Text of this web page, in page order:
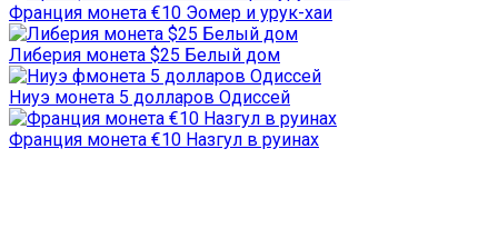
Франция монета €10 Эомер и урук-хаи
Либерия монета $25 Белый дом
Ниуэ монета 5 долларов Одиссей
Франция монета €10 Назгул в руинах